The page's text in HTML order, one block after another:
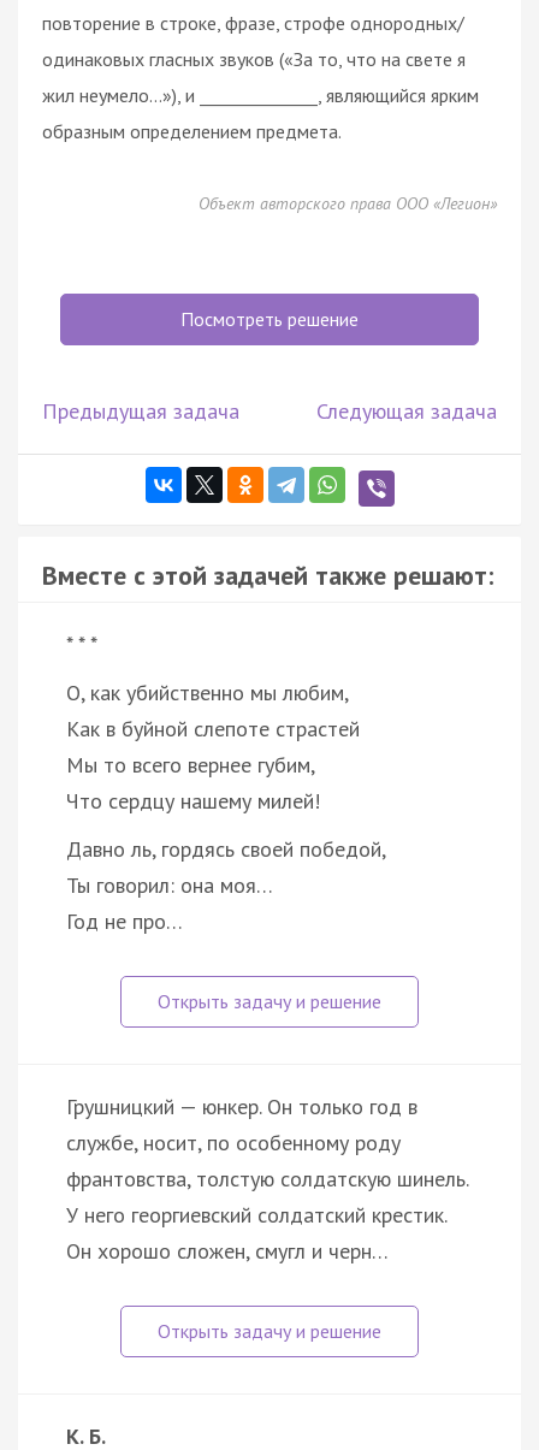
повторение в строке, фразе, строфе однородных/
одинаковых гласных звуков («За то, что на свете я
жил неумело…»), и ______________, являющийся ярким
образным определением предмета.
Объект авторского права ООО «Легион»
Посмотреть решение
Предыдущая задача Следующая задача
Вместе с этой задачей также решают:
* * *
О, как убийственно мы любим,
Как в буйной слепоте страстей
Мы то всего вернее губим,
Что сердцу нашему милей!
Давно ль, гордясь своей победой,
Ты говорил: она моя…
Год не про…
Грушницкий — юнкер. Он только год в
службе, носит, по особенному роду
франтовства, толстую солдатскую шинель.
У него георгиевский солдатский крестик.
Он хорошо сложен, смугл и черн…
К. Б.